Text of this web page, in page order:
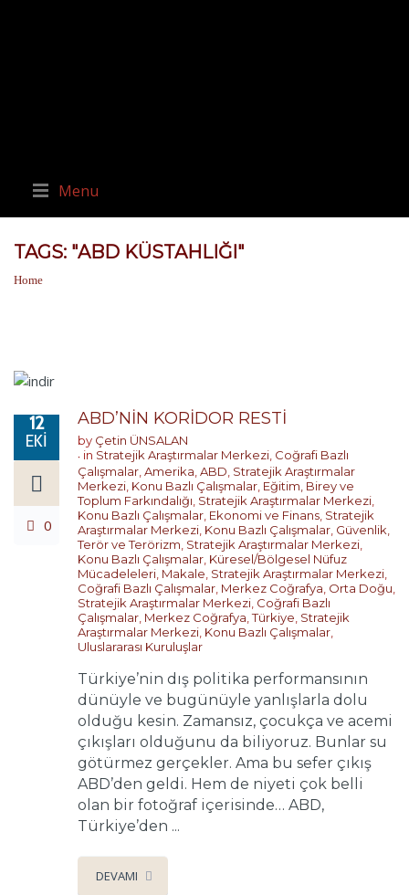
Menu
TAGS: "ABD KÜSTAHLIĞI"
Home
12
EKI
0
ABD’NİN KORİDOR RESTİ
by Çetin ÜNSALAN
in Stratejik Araştırmalar Merkezi, Coğrafi Bazlı
Çalışmalar,Amerika,ABD, Stratejik Araştırmalar
Merkezi, Konu Bazlı Çalışmalar, Eğitim, Birey ve
Toplum Farkındalığı, Stratejik Araştırmalar Merkezi,
Konu Bazlı Çalışmalar, Ekonomi ve Finans, Stratejik
Araştırmalar Merkezi, Konu Bazlı Çalışmalar, Güvenlik,
Terör ve Terörizm, Stratejik Araştırmalar Merkezi,
Konu Bazlı Çalışmalar, Küresel/Bölgesel Nüfuz
Mücadeleleri, Makale, Stratejik Araştırmalar Merkezi,
Coğrafi Bazlı Çalışmalar, Merkez Coğrafya, Orta Doğu,
Stratejik Araştırmalar Merkezi, Coğrafi Bazlı
Çalışmalar, Merkez Coğrafya,Türkiye, Stratejik
Araştırmalar Merkezi, Konu Bazlı Çalışmalar,
Uluslararası Kuruluşlar
Türkiye’nin dış politika performansının
dünüyle ve bugünüyle yanlışlarla dolu
olduğu kesin. Zamansız, çocukça ve acemi
çıkışları olduğunu da biliyoruz. Bunlar su
götürmez gerçekler. Ama bu sefer çıkış
ABD’den geldi. Hem de niyeti çok belli
olan bir fotoğraf içerisinde… ABD,
Türkiye’den ...
DEVAMI